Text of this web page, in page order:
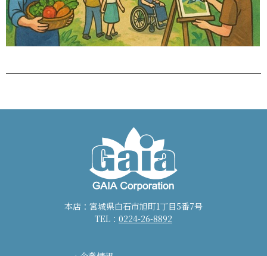
本店：宮城県白石市旭町1丁目5番7号
TEL： 0224-26-8892